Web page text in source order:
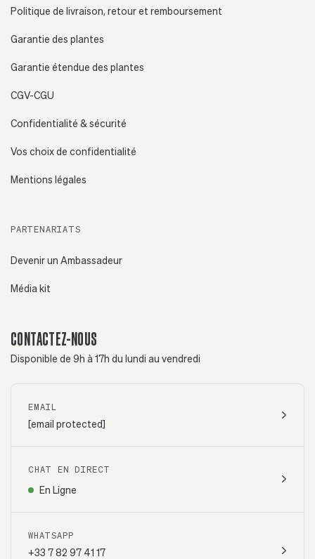
Politique de livraison, retour et remboursement
Garantie des plantes
Garantie étendue des plantes
CGV-CGU
Confidentialité & sécurité
Vos choix de confidentialité
Mentions légales
PARTENARIATS
Devenir un Ambassadeur
Média kit
CONTACTEZ-NOUS
Disponible de 9h à 17h du lundi au vendredi
EMAIL
[email protected]
CHAT EN DIRECT
En Ligne
WHATSAPP
+33 7 82 97 41 17